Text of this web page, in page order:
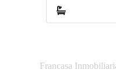
Francasa